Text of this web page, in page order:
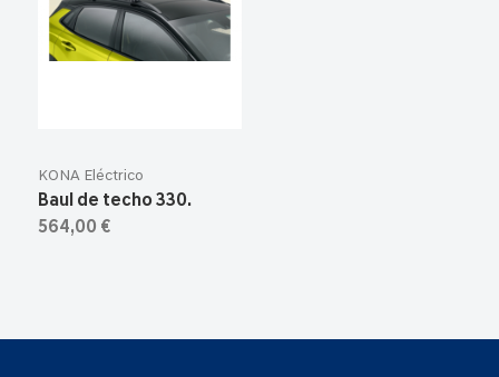
KONA Eléctrico
Baul de techo 330.
564,00 €